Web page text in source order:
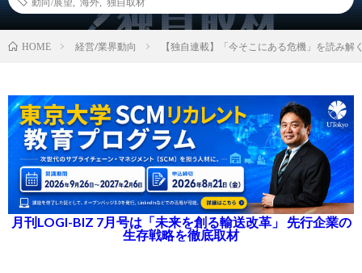
HOME 経営/業界動向 【独自連載】「今そこにある危機」を読み
月刊LOGI-BIZ 7月号は「未来を創る輸送改革」 先行企業の
生存戦略を徹底取材